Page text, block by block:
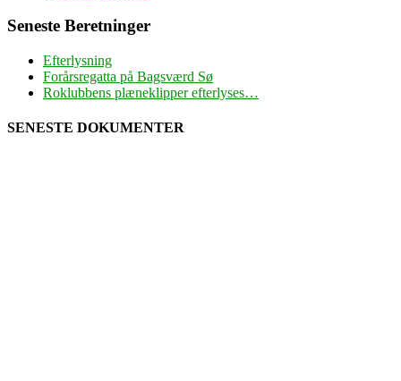
Seneste Beretninger
Efterlysning
Forårsregatta på Bagsværd Sø
Roklubbens plæneklipper efterlyses…
SENESTE DOKUMENTER